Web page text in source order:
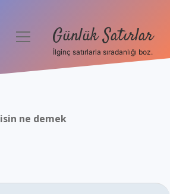
menüyü Günlük Satırlar
İlginç satırlarla sıradanlığı boz.
ne demek